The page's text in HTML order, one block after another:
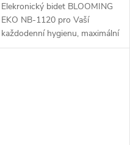
Elekronický bidet BLOOMING
EKO NB-1120 pro Vaší
každodenní hygienu, maximální
pohodlí, zdraví a životní styl.